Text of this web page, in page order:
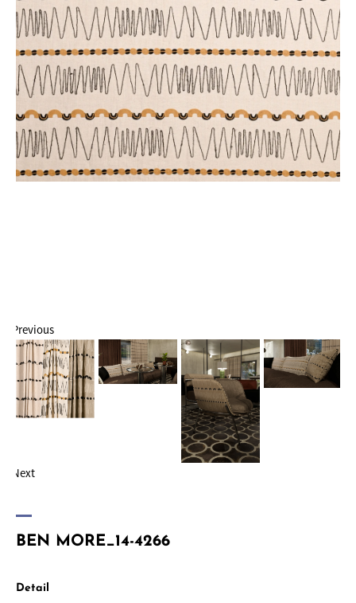
Previous
Next
BEN MORE_14-4266
Detail